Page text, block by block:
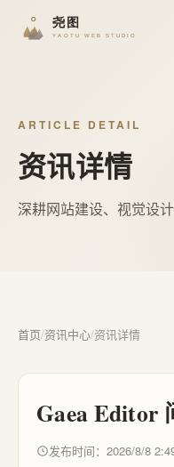
ARTICLE DETAIL
资讯详情
深耕网站建设、视觉设
首页/资讯中心/资讯详情
Gaea Editor
发布时间：2026/8/8